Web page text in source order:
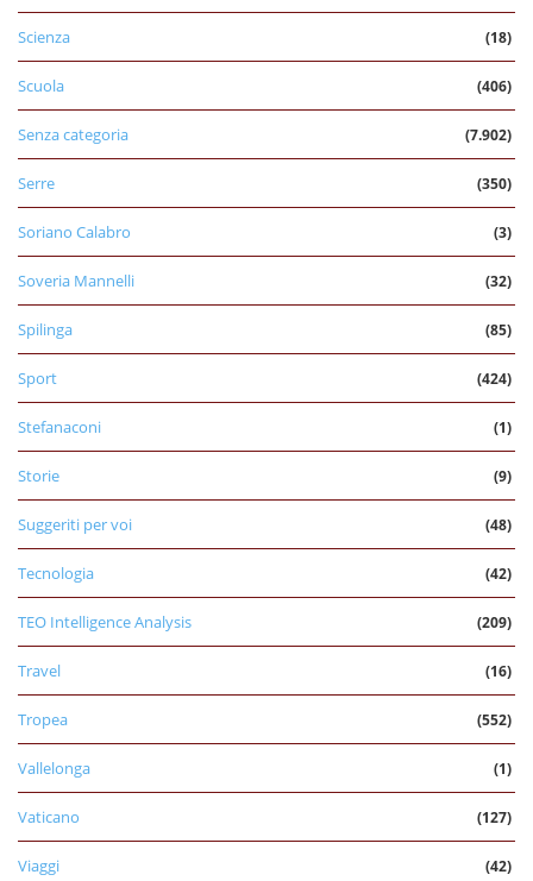
Scienza (18)
Scuola (406)
Senza categoria (7.902)
Serre (350)
Soriano Calabro (3)
Soveria Mannelli (32)
Spilinga (85)
Sport (424)
Stefanaconi (1)
Storie (9)
Suggeriti per voi (48)
Tecnologia (42)
TEO Intelligence Analysis (209)
Travel (16)
Tropea (552)
Vallelonga (1)
Vaticano (127)
Viaggi (42)